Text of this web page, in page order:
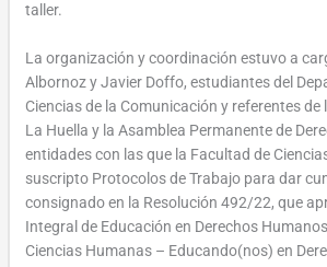
taller.
La organización y coordinación estuvo a
Albornoz y Javier Doffo, estudiantes del
Ciencias de la Comunicación y referentes de
La Huella y la Asamblea Permanente de
entidades con las que la Facultad de
suscripto Protocolos de Trabajo para dar
consignado en la Resolución 492/22, que
Integral de Educación en Derechos
Ciencias Humanas – Educando(nos) en